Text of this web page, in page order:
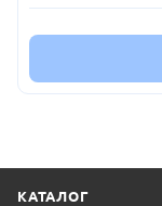
КАТАЛОГ